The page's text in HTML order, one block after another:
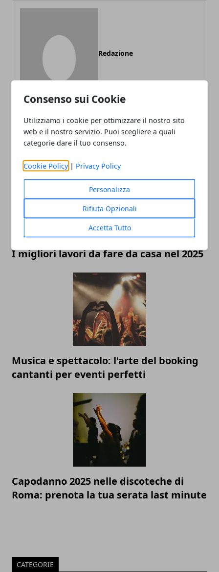
Consenso sui Cookie
Utilizziamo i cookie per ottimizzare il nostro sito
web e il nostro servizio. Puoi scegliere a quali
categorie dare il tuo consenso.
Cookie Policy | Privacy Policy
Personalizza
Rifiuta Opzionali
Accetta Tutto
Redazione
ARTICOLI CORRELATI
I migliori lavori da fare da casa nel 2025
Musica e spettacolo: l'arte del booking
cantanti per eventi perfetti
Capodanno 2025 nelle discoteche di
Roma: prenota la tua serata last minute
CATEGORIE